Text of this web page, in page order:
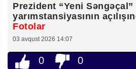
Prezident “Yeni Səngəçal”
yarımstansiyasının
Fotolar
03 avqust 2026 14:07
0 0